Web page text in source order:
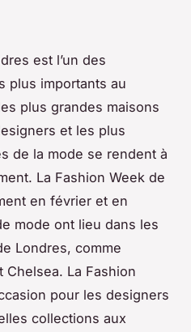
est l’un des
plus importants au
plus grandes maisons
et les plus
de la mode se rendent à
La Fashion Week de
en février et en
mode ont lieu dans les
Londres, comme
La Fashion
pour les designers
collections aux